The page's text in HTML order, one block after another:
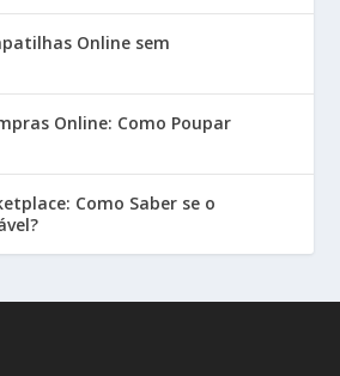
Online sem
Online: Como Poupar
Como Saber se o